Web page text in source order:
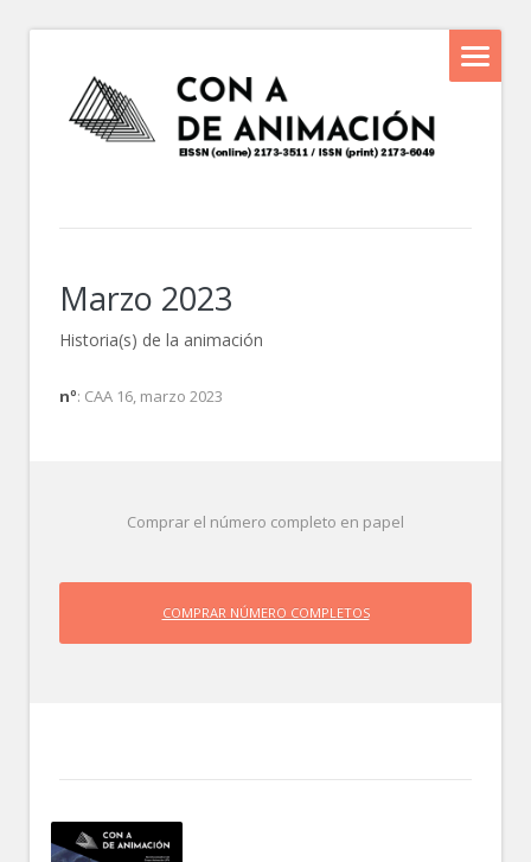
Marzo 2023
Historia(s) de la animación
nº: CAA 16, marzo 2023
Comprar el número completo en papel
COMPRAR NÚMERO COMPLETOS